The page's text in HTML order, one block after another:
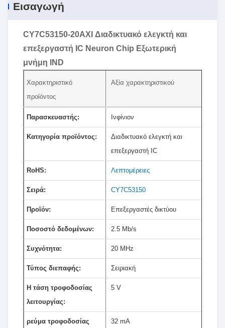
Εισαγωγή
CY7C53150-20AXI Διαδικτυακό ελεγκτή και
επεξεργαστή IC Neuron Chip Εξωτερική
μνήμη IND
Χαρακτηριστικό
προϊόντος
Αξία χαρακτηριστικού
Παρασκευαστής: Ινφίνιον
Κατηγορία προϊόντος:
Διαδικτυακό ελεγκτή και
επεξεργαστή IC
RoHS: Λεπτομέρειες
Σειρά: CY7C53150
Προϊόν: Επεξεργαστές δικτύου
Ποσοστό δεδομένων: 2.5 Mb/s
Συχνότητα: 20 MHz
Τύπος διεπαφής: Σειριακή
Η τάση τροφοδοσίας
λειτουργίας:
5 V
ρεύμα τροφοδοσίας 32 mA